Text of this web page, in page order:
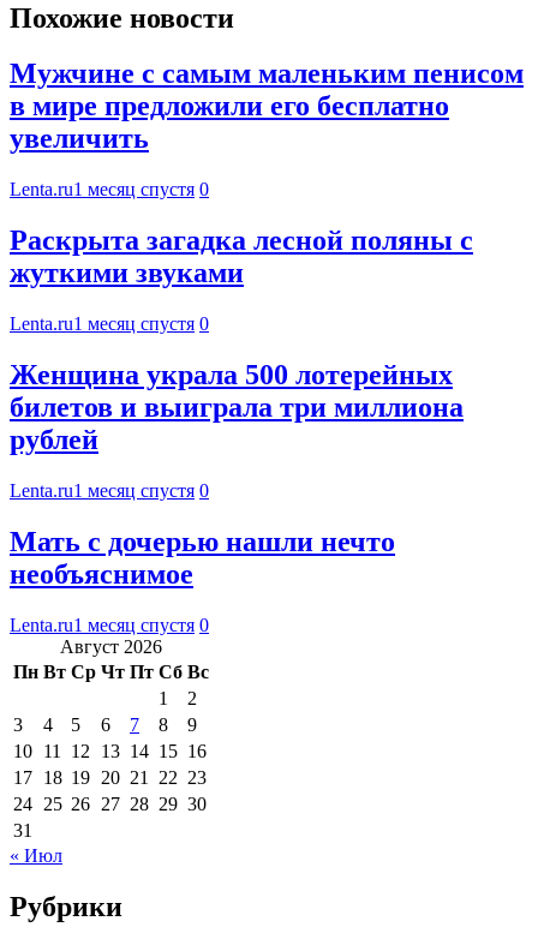
Похожие новости
Мужчине с самым маленьким пенисом
в мире предложили его бесплатно
увеличить
Lenta.ru1 месяц спустя 0
Раскрыта загадка лесной поляны с
жуткими звуками
Lenta.ru1 месяц спустя 0
Женщина украла 500 лотерейных
билетов и выиграла три миллиона
рублей
Lenta.ru1 месяц спустя 0
Мать с дочерью нашли нечто
необъяснимое
Lenta.ru1 месяц спустя 0
Август 2026
Пн Вт Ср Чт Пт Сб Вс
1
2
3
4 5 6 7 8
9
10 11 12 13 14 15 16
17 18 19 20 21 22 23
24 25 26 27 28 29 30
31
« Июл
Рубрики